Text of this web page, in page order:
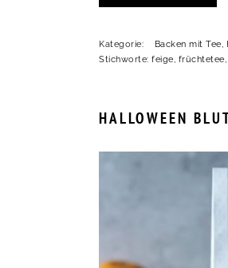
Kategorie: Backen mit Tee,
Stichworte: feige, früchtetee,
HALLOWEEN